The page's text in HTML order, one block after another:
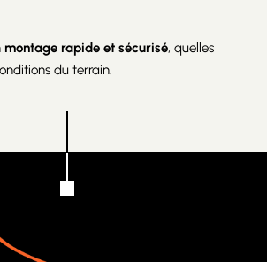
montage rapide et sécurisé, quelles
du terrain.